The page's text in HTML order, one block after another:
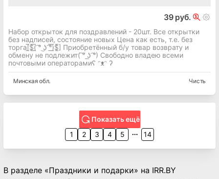
39 руб.
Набор открыток для поздравлений - 20шт. Все открытки
без надписей, состояние новых Цена как есть, т.е. без
торга[̲̅$̲̅(̲̅ ͡° ͜ʖ ͡°̲̅)̲̅$̲̅] Приобретённый б/у товар возврату и
обмену не подлежит( ͠° ͟ʖ ͡°) Свободно владею всеми
почтовыми операторамиʕ ᵔᴥᵔ ʔ
Минская обл. Чисть
Показать ещё
1
2 3 4 5 14
В разделе «Праздники и подарки» на IRR.BY